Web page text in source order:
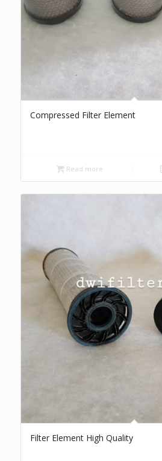
Compressed Filter Element
Read more
Filter Element High Quality